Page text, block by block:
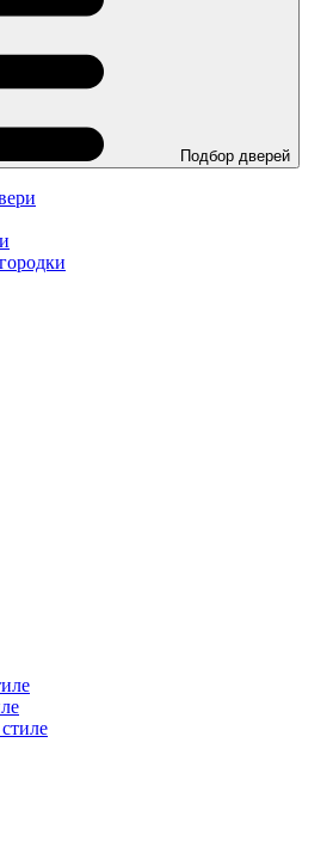
Подбор дверей